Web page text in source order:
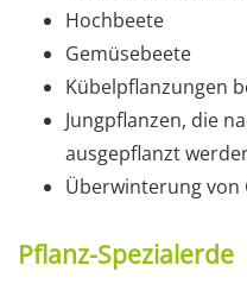
Hochbeete
Gemüsebeete
Kübelpflanzungen
Jungpflanzen, die
ausgepflanzt
Überwinterung von
Pflanz-Spezialerde